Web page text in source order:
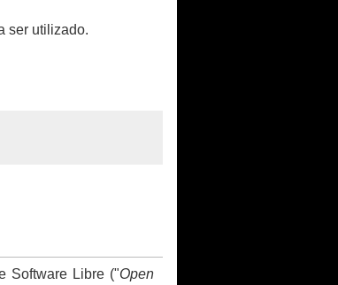
ser utilizado.
Software Libre ("Open